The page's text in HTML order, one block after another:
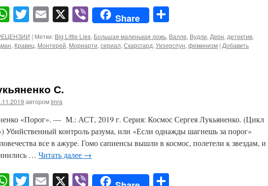
WhatsApp
Twitter
Email
X ViberShare
| Метки: Big Little Lies, Большая маленькая ложь, Валле, Вудли, Дерн, детектив,
, Кравиц, Монтерей, Мориарти, сериал, Скарсгард, Уизерспун, феминизм | Добавить
С.
автором Imra
«Порог». — М.: АСТ, 2019 г. Серия: Космос Сергея Лукьяненко. (Цикл
Убийственный контроль разума, или «Если однажды шагнешь за порог»
все в ажуре. Гомо сапиенсы вышли в космос, полетели к звездам, и
… Читать далее →
WhatsApp
Twitter
Email
X Viber